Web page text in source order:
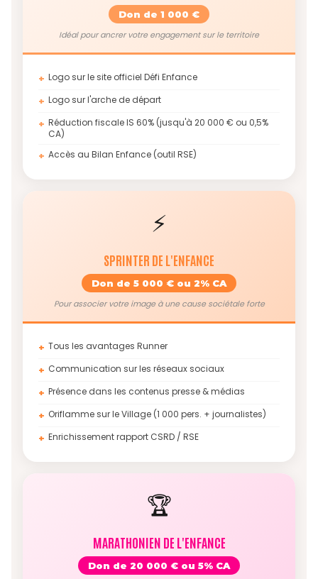
Don de 1 000 €
Idéal pour ancrer votre engagement sur le territoire
+ Logo sur le site officiel Défi Enfance
+ Logo sur l'arche de départ
+ Réduction fiscale IS 60% (jusqu'à 20 000 € ou 0,5%
CA)
+ Accès au Bilan Enfance (outil RSE)
⚡
SPRINTER DE L'ENFANCE
Don de 5 000 € ou 2% CA
Pour associer votre image à une cause sociétale forte
+ Tous les avantages Runner
+ Communication sur les réseaux sociaux
+ Présence dans les contenus presse & médias
+ Oriflamme sur le Village (1 000 pers. + journalistes)
+ Enrichissement rapport CSRD / RSE
🏆
MARATHONIEN DE L'ENFANCE
Don de 20 000 € ou 5% CA